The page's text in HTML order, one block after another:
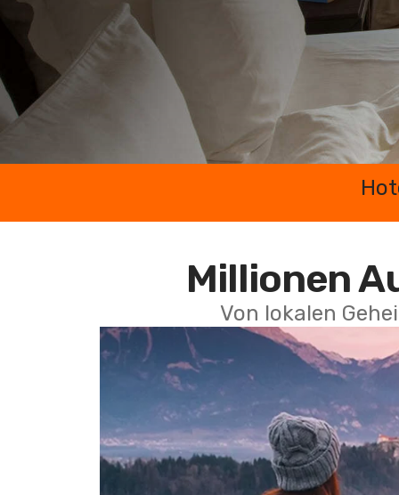
Millionen
Von lokalen